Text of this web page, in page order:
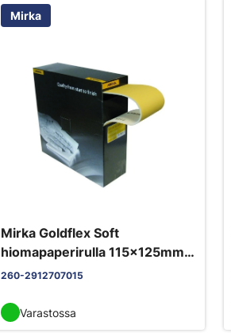
Mirka
Mirka Goldflex Soft
hiomapaperirulla 115x125mm
P150 perforoitu 200 arkkia/rll
260-2912707015
Varastossa